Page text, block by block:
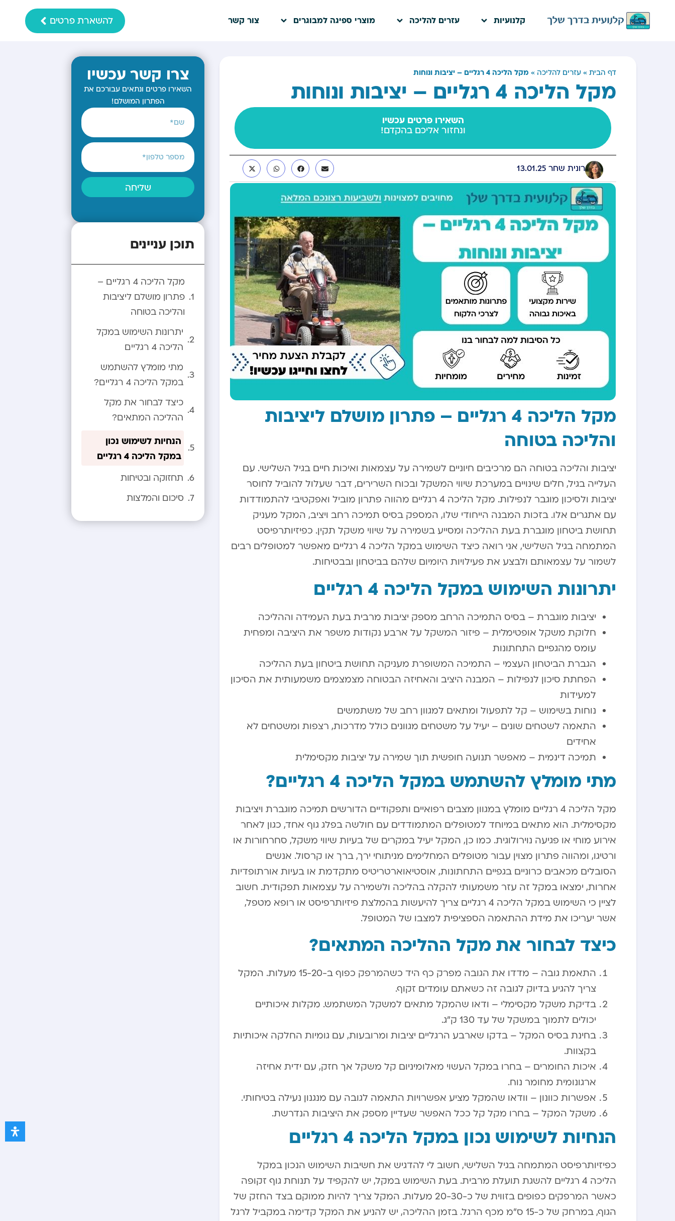
קלנועיות עזרים להליכה מוצרי ספיגה למבוגרים צור קשר להשארת פרטים
דף הבית » עזרים להליכה » מקל הליכה 4 רגליים – יציבות ונוחות
מקל הליכה 4 רגליים – יציבות ונוחות
השאירו פרטים עכשיו
ונחזור אליכם בהקדם!
רונית שחר 13.01.25
מקל הליכה 4 רגליים – פתרון מושלם ליציבות
והליכה בטוחה
יציבות והליכה בטוחה הם מרכיבים חיוניים לשמירה על עצמאות ואיכות חיים בגיל השלישי. עם
העלייה בגיל, חלים שינויים במערכת שיווי המשקל ובכוח השרירים, דבר שעלול להוביל לחוסר
יציבות ולסיכון מוגבר לנפילות. מקל הליכה 4 רגליים מהווה פתרון מוביל ואפקטיבי להתמודדות
עם אתגרים אלו. בזכות המבנה הייחודי שלו, המספק בסיס תמיכה רחב ויציב, המקל מעניק
תחושת ביטחון מוגברת בעת ההליכה ומסייע בשמירה על שיווי משקל תקין. כפיזיותרפיסט
המתמחה בגיל השלישי, אני רואה כיצד השימוש במקל הליכה 4 רגליים מאפשר למטופלים רבים
לשמור על עצמאותם ולבצע את פעילויות היומיום שלהם בביטחון ובבטיחות.
יתרונות השימוש במקל הליכה 4 רגליים
יציבות מוגברת – בסיס התמיכה הרחב מספק יציבות מרבית בעת העמידה וההליכה
חלוקת משקל אופטימלית – פיזור המשקל על ארבע נקודות משפר את היציבה ומפחית
עומס מהגפיים התחתונות
הגברת הביטחון העצמי – התמיכה המשופרת מעניקה תחושת ביטחון בעת ההליכה
הפחתת סיכון לנפילות – המבנה היציב והאחיזה הבטוחה מצמצמים משמעותית את הסיכון
למעידות
נוחות בשימוש – קל לתפעול ומתאים למגוון רחב של משתמשים
התאמה לשטחים שונים – יעיל על משטחים מגוונים כולל מדרכות, רצפות ומשטחים לא
אחידים
תמיכה דינמית – מאפשר תנועה חופשית תוך שמירה על יציבות מקסימלית
מתי מומלץ להשתמש במקל הליכה 4 רגליים?
מקל הליכה 4 רגליים מומלץ במגוון מצבים רפואיים ותפקודיים הדורשים תמיכה מוגברת ויציבות
מקסימלית. הוא מתאים במיוחד למטופלים המתמודדים עם חולשה בפלג גוף אחד, כגון לאחר
אירוע מוחי או פגיעה נוירולוגית. כמו כן, המקל יעיל במקרים של בעיות שיווי משקל, סחרחורות או
ורטיגו, ומהווה פתרון מצוין עבור מטופלים המחלימים מניתוחי ירך, ברך או קרסול. אנשים
הסובלים מכאבים כרוניים בגפיים התחתונות, אוסטיאוארטריטיס מתקדמת או בעיות אורתופדיות
אחרות, ימצאו במקל זה עזר משמעותי להקלה בהליכה ולשמירה על עצמאות תפקודית. חשוב
לציין כי השימוש במקל הליכה 4 רגליים צריך להיעשות בהמלצת פיזיותרפיסט או רופא מטפל,
אשר יעריכו את מידת ההתאמה הספציפית למצבו של המטופל.
כיצד לבחור את מקל ההליכה המתאים?
התאמת גובה – מדדו את הגובה מפרק כף היד כשהמרפק כפוף ב-15-20 מעלות. המקל
צריך להגיע בדיוק לגובה זה כשאתם עומדים זקוף.
בדיקת משקל מקסימלי – ודאו שהמקל מתאים למשקל המשתמש. מקלות איכותיים
יכולים לתמוך במשקל של עד 130 ק”ג.
בחינת בסיס המקל – בדקו שארבע הרגליים יציבות ומרובעות, עם גומיות החלקה איכותיות
בקצוות.
איכות החומרים – בחרו במקל העשוי מאלומיניום קל משקל אך חזק, עם ידית אחיזה
ארגונומית מחומר נוח.
אפשרות כוונון – וודאו שהמקל מציע אפשרויות התאמה לגובה עם מנגנון נעילה בטיחותי.
משקל המקל – בחרו מקל קל ככל האפשר שעדיין מספק את היציבות הנדרשת.
הנחיות לשימוש נכון במקל הליכה 4 רגליים
כפיזיותרפיסט המתמחה בגיל השלישי, חשוב לי להדגיש את חשיבות השימוש הנכון במקל
הליכה 4 רגליים להשגת תועלת מרבית. בעת השימוש במקל, יש להקפיד על תנוחת גוף זקופה
כאשר המרפקים כפופים בזווית של כ-20-30 מעלות. המקל צריך להיות ממוקם בצד החזק של
הגוף, במרחק של כ-15 ס”מ מכף הרגל. בזמן ההליכה, יש להניע את המקל קדימה במקביל לרגל
צרו קשר עכשיו
השאירו פרטים ונתאים עבורכם את
הפתרון המושלם!
שליחה
תוכן עניינים
מקל הליכה 4 רגליים –
פתרון מושלם ליציבות
והליכה בטוחה
יתרונות השימוש במקל
הליכה 4 רגליים
מתי מומלץ להשתמש
במקל הליכה 4 רגליים?
כיצד לבחור את מקל
ההליכה המתאים?
הנחיות לשימוש נכון
במקל הליכה 4 רגליים
תחזוקה ובטיחות
סיכום והמלצות